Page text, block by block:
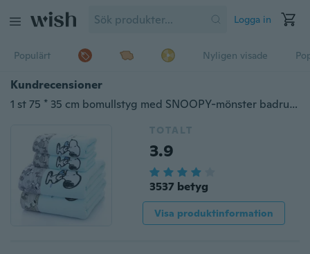
Logga in
Populärt Nyligen visade
Kundrecensioner
1 st 75 * 35 cm bomullstyg med SNOOPY-mönster badrumsgymnastik tecknad handduk (färg: rosa, blå, gul)
TOTALT
3.9
3537 betyg
Visa produktinformation